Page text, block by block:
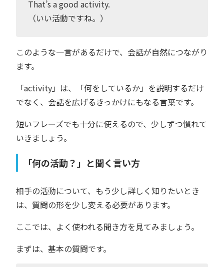
That’s a good activity.
（いい活動ですね。）
このような一言があるだけで、会話が自然につながり
ます。
「activity」は、「何をしているか」を説明するだけ
でなく、会話を広げるきっかけにもなる言葉です。
短いフレーズでも十分に使えるので、少しずつ慣れて
いきましょう。
「何の活動？」と聞く言い方
相手の活動について、もう少し詳しく知りたいとき
は、質問の形を少し変える必要があります。
ここでは、よく使われる聞き方を見てみましょう。
まずは、基本の質問です。